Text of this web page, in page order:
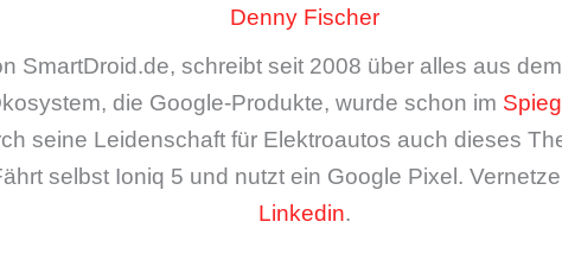
Denny Fischer
SmartDroid.de, schreibt seit 2008 über alles aus
die Google-Produkte, wurde schon im
seine Leidenschaft für Elektroautos auch dieses
selbst Ioniq 5 und nutzt ein Google Pixel.
Linkedin.